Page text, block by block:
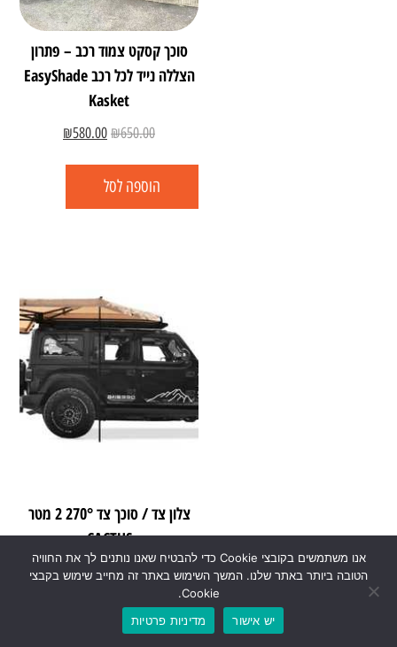
סוכך קסקט צמוד רכב – פתרון
הצללה נייד לכל רכב EasyShade
Kasket
₪650.00
₪580.00
הוספה לסל
צלון צד / סוכך צד 270° 2 מטר
CACTUS
₪3,800.00
₪ 3,370.00
אנו משתמשים בקובצי Cookie כדי להבטיח שאנו נותנים לך את החוויה
הטובה ביותר באתר שלנו. המשך השימוש באתר זה מחייב שימוש בקבצי
Cookie.
יש אישור
מדיניות פרטיות